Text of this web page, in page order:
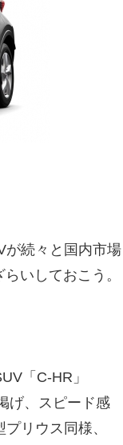
続々と国内市場
いしておこう。
「C-HR」
げ、スピード感
リウス同様、